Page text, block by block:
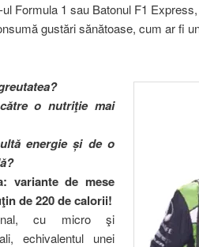
Formula 1 sau Batonul F1
gustări sănătoase, cum ar fi
o nutriţie mai
energie și de o
variante de mese
de 220 de calorii!
cu micro şi
echivalentul unei